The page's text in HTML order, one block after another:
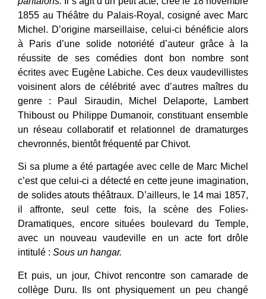
1855 au Théâtre du Palais-Royal, cosigné avec Marc
Michel. D’origine marseillaise, celui-ci bénéficie alors
à Paris d’une solide notoriété d’auteur grâce à la
réussite de ses comédies dont bon nombre sont
écrites avec Eugène Labiche. Ces deux vaudevillistes
voisinent alors de célébrité avec d’autres maîtres du
genre : Paul Siraudin, Michel Delaporte, Lambert
Thiboust ou Philippe Dumanoir, constituant ensemble
un réseau collaboratif et relationnel de dramaturges
chevronnés, bientôt fréquenté par Chivot.
Si sa plume a été partagée avec celle de Marc Michel
c’est que celui-ci a détecté en cette jeune imagination,
de solides atouts théâtraux. D’ailleurs, le 14 mai 1857,
il affronte, seul cette fois, la scène des Folies-
Dramatiques, encore situées boulevard du Temple,
avec un nouveau vaudeville en un acte fort drôle
intitulé : Sous un hangar.
Et puis, un jour, Chivot rencontre son camarade de
collège Duru. Ils ont physiquement un peu changé